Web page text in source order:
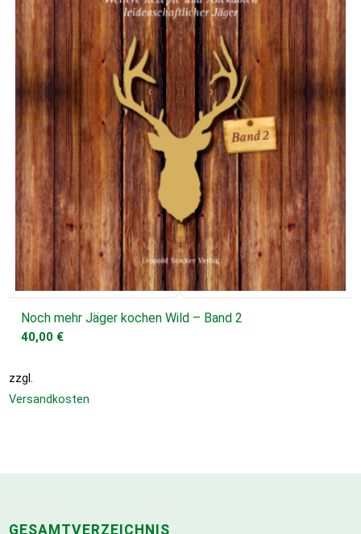
Noch mehr Jäger kochen Wild – Band 2
40,00 €
zzgl.
Versandkosten
GESAMTVERZEICHNIS